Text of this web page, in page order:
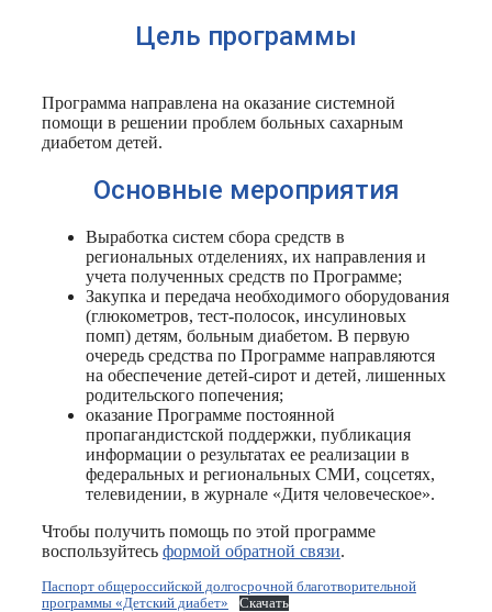
Цель программы
Программа направлена на оказание системной
помощи в решении проблем больных сахарным
диабетом детей.
Основные мероприятия
Выработка систем сбора средств в
региональных отделениях, их направления и
учета полученных средств по Программе;
Закупка и передача необходимого оборудования
(глюкометров, тест-полосок, инсулиновых
помп) детям, больным диабетом. В первую
очередь средства по Программе направляются
на обеспечение детей-сирот и детей, лишенных
родительского попечения;
оказание Программе постоянной
пропагандистской поддержки, публикация
информации о результатах ее реализации в
федеральных и региональных СМИ, соцсетях,
телевидении, в журнале «Дитя человеческое».
Чтобы получить помощь по этой программе
воспользуйтесь формой обратной связи.
Паспорт общероссийской долгосрочной благотворительной
программы «Детский диабет»
Скачать